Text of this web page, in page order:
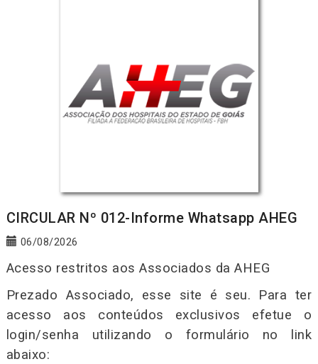
CIRCULAR Nº 012-Informe Whatsapp AHEG
06/08/2026
Acesso restritos aos Associados da AHEG
Prezado Associado, esse site é seu. Para ter
acesso aos conteúdos exclusivos efetue o
login/senha utilizando o formulário no link
abaixo: